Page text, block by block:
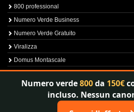
800 professional
Numero Verde Business
Numero Verde Gratuito
Viralizza
Domus Montascale
Sprint800
Verfica Numero Verde
Numero verde800da 150€
incluso. Nessun